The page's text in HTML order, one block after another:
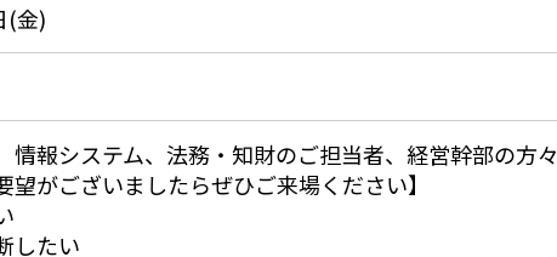
(金)
情報システム、法務・知財のご担当者、経営幹部の方々
望がございましたらぜひご来場ください】
したい